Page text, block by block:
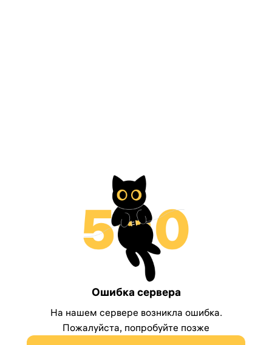
Ошибка сервера
На нашем сервере возникла ошибка.
Пожалуйста, попробуйте позже